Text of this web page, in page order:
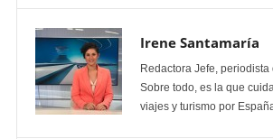
Irene Santamaría
Redactora Jefe,
Sobre todo, es la que
viajes y turismo por